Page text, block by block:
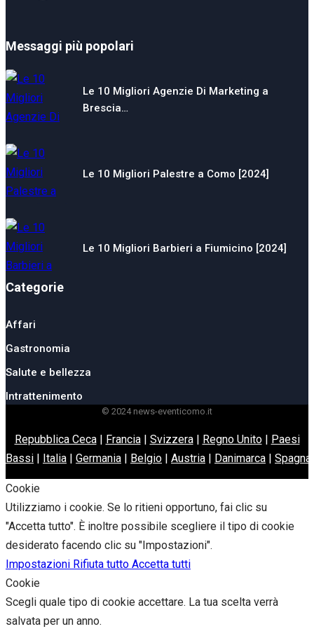
Messaggi più popolari
Le 10 Migliori Agenzie Di Marketing a
Brescia…
Le 10 Migliori Palestre a Como [2024]
Le 10 Migliori Barbieri a Fiumicino [2024]
Categorie
Affari
Gastronomia
Salute e bellezza
Intrattenimento
© 2024 news-eventicomo.it
Repubblica Ceca| Francia| Svizzera| Regno Unito|
Paesi
Bassi
Italia Germania Belgio Austria Danimarca Spagna
Cookie
Utilizziamo i cookie. Se lo ritieni opportuno, fai clic su
"Accetta tutto". È inoltre possibile scegliere il tipo di cookie
desiderato facendo clic su "Impostazioni".
Impostazioni Rifiuta tutto Accetta tutti
Cookie
Scegli quale tipo di cookie accettare. La tua scelta verrà
salvata per un anno.